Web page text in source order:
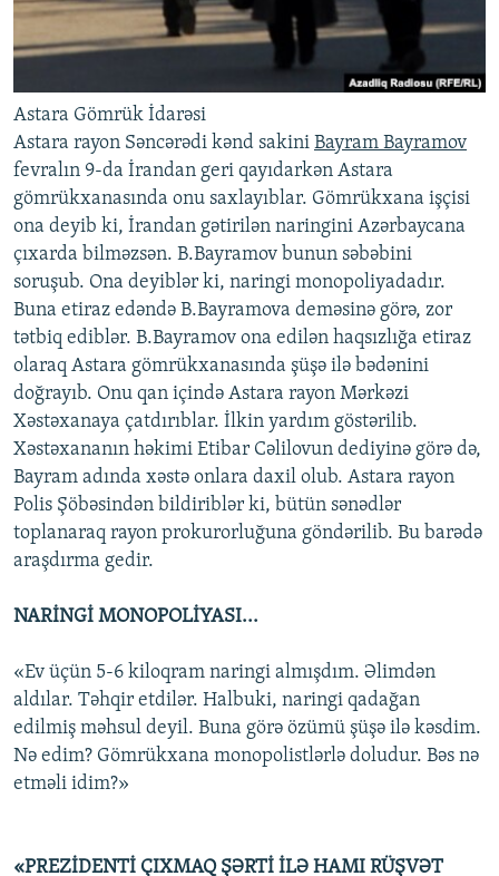
Astara Gömrük İdarəsi
Astara rayon Səncərədi kənd sakini Bayram Bayramov
fevralın 9-da İrandan geri qayıdarkən Astara
gömrükxanasında onu saxlayıblar. Gömrükxana işçisi
ona deyib ki, İrandan gətirilən naringini Azərbaycana
çıxarda bilməzsən. B.Bayramov bunun səbəbini
soruşub. Ona deyiblər ki, naringi monopoliyadadır.
Buna etiraz edəndə B.Bayramova deməsinə görə, zor
tətbiq ediblər. B.Bayramov ona edilən haqsızlığa etiraz
olaraq Astara gömrükxanasında şüşə ilə bədənini
doğrayıb. Onu qan içində Astara rayon Mərkəzi
Xəstəxanaya çatdırıblar. İlkin yardım göstərilib.
Xəstəxananın həkimi Etibar Cəlilovun dediyinə görə də,
Bayram adında xəstə onlara daxil olub. Astara rayon
Polis Şöbəsindən bildiriblər ki, bütün sənədlər
toplanaraq rayon prokurorluğuna göndərilib. Bu barədə
araşdırma gedir.
NARİNGİ MONOPOLİYASI...
«Ev üçün 5-6 kiloqram naringi almışdım. Əlimdən
aldılar. Təhqir etdilər. Halbuki, naringi qadağan
edilmiş məhsul deyil. Buna görə özümü şüşə ilə kəsdim.
Nə edim? Gömrükxana monopolistlərlə doludur. Bəs nə
etməli idim?»
«PREZİDENTİ ÇIXMAQ ŞƏRTİ İLƏ HAMI RÜŞVƏT